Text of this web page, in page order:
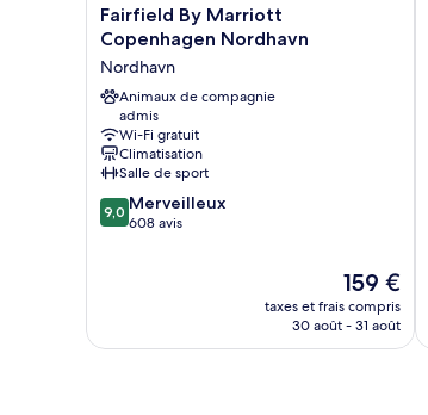
Fairfield
By
Marriott
Copenhagen
Nordhavn
Nordhavn
Fairfield By Marriott
Copenhagen Nordhavn
Nordhavn
Animaux de compagnie
admis
Wi-Fi gratuit
Climatisation
Salle de sport
9.0
sur
9,0 Merveilleux
608 avis
Le
nouveau
prix
159 €
taxes et frais compris
30 août - 31 août